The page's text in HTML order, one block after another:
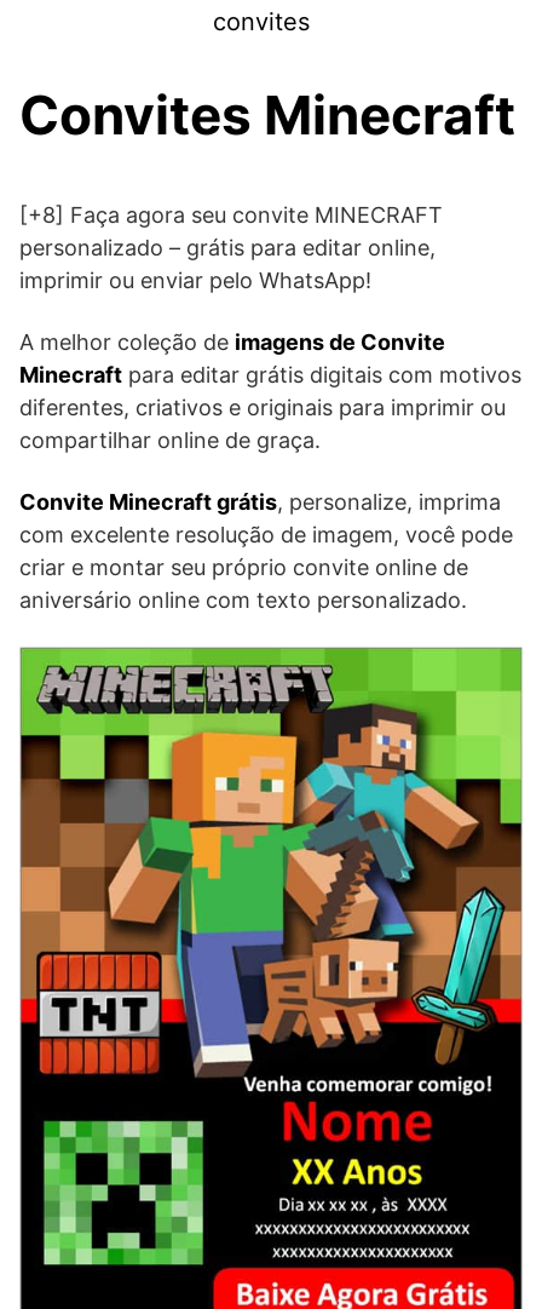
convites
Convites Minecraft
[+8] Faça agora seu convite MINECRAFT
personalizado – grátis para editar online,
imprimir ou enviar pelo WhatsApp!
A melhor coleção de imagens de Convite
Minecraft para editar grátis digitais com motivos
diferentes, criativos e originais para imprimir ou
compartilhar online de graça.
Convite Minecraft grátis, personalize, imprima
com excelente resolução de imagem, você pode
criar e montar seu próprio convite online de
aniversário online com texto personalizado.